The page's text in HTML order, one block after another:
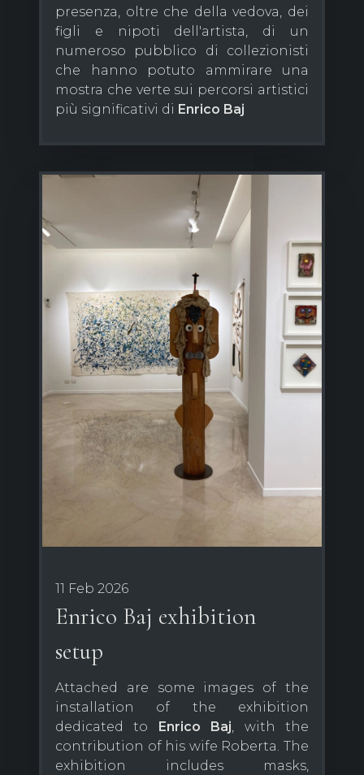
presenza, oltre che della vedova, dei
figli e nipoti dell'artista, di un
numeroso pubblico di collezionisti
che hanno potuto ammirare una
mostra che verte sui percorsi artistici
più significativi di Enrico Baj
11 Feb 2026
Enrico Baj exhibition
setup
Attached are some images of the
installation of the exhibition
dedicated to
Enrico Baj, with the
contribution of his wife Roberta. The
exhibition includes masks,